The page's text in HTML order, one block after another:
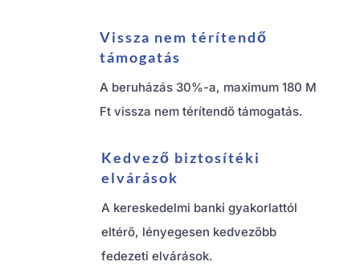
Vissza nem térítendő
támogatás
A beruházás 30%-a, maximum 180 M
Ft vissza nem térítendő támogatás.
Kedvező biztosítéki
elvárások
A kereskedelmi banki gyakorlattól
eltérő, lényegesen kedvezőbb
fedezeti elvárások.